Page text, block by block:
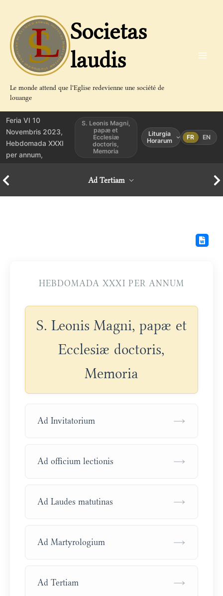
contenu
Societas
laudis
Le monde attend que l'Eglise redevienne une société de
louange
Feria VI 10
Novembris 2023,
Hebdomada XXXI
per annum,
S. Leonis Magni,
papæ et
Ecclesiæ
doctoris,
Memoria
Liturgia
Horarum
FR EN
Ad Tertiam
HEBDOMADA XXXI PER ANNUM
S. Leonis Magni, papæ et
Ecclesiæ doctoris,
Memoria
Ad Invitatorium →
Ad officium lectionis →
Ad Laudes matutinas →
Ad Martyrologium →
Ad Tertiam →